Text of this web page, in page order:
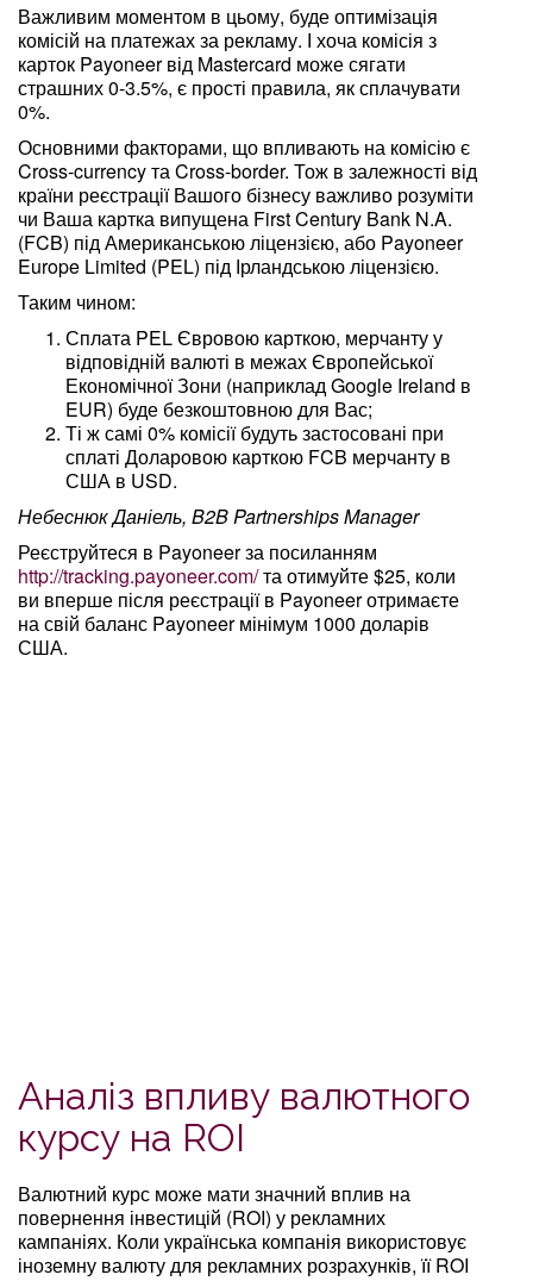
Важливим моментом в цьому, буде оптимізація
комісій на платежах за рекламу. І хоча комісія з
карток Payoneer від Mastercard може сягати
страшних 0-3.5%, є прості правила, як сплачувати
0%.
Основними факторами, що впливають на комісію є
Cross-currency та Cross-border. Тож в залежності від
країни реєстрації Вашого бізнесу важливо розуміти
чи Ваша картка випущена First Century Bank N.A.
(FCB) під Американською ліцензією, або Payoneer
Europe Limited (PEL) під Ірландською ліцензією.
Таким чином:
Сплата PEL Євровою карткою, мерчанту у
відповідній валюті в межах Європейської
Економічної Зони (наприклад Google Ireland в
EUR) буде безкоштовною для Вас;
Ті ж самі 0% комісії будуть застосовані при
сплаті Доларовою карткою FCB мерчанту в
США в USD.
Небеснюк Даніель, B2B Partnerships Manager
Реєструйтеся в Payoneer за посиланням
http://tracking.payoneer.com/та отимуйте $25, коли
ви вперше після реєстрації в Payoneer отримаєте
на свій баланс Payoneer мінімум 1000 доларів
США.
Аналіз впливу валютного
курсу на ROI
Валютний курс може мати значний вплив на
повернення інвестицій (ROI) у рекламних
кампаніях. Коли українська компанія використовує
іноземну валюту для рекламних розрахунків, її ROI